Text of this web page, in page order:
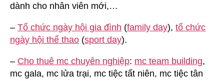
dành cho nhân viên mới,…
– Tổ chức ngày hội gia đình (family day), tổ chức
ngày hội thể thao (sport day).
– Cho thuê mc chuyên nghiệp: mc team building,
mc gala, mc lửa trại, mc tiệc tất niên, mc tiệc tân